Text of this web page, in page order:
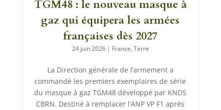
TGM48 : le nouveau masque à
gaz qui équipera les armées
françaises dès 2027
24 juin 2026| France, Terre
La Direction générale de l’armement a
commandé les premiers exemplaires de série
du masque à gaz TGM48 développé par KNDS
CBRN. Destiné à remplacer l’ANP VP F1 après